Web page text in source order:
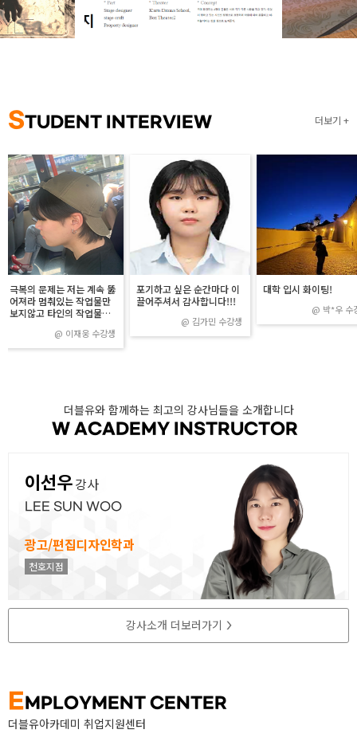
STUDENT INTERVIEW 더보기
포기하고 싶은 순간마다 이
끌어주셔서 감사합니다!!!
@ 김가민수강생
대학 입시 화이팅!
@ 박*우수강생
자격증 취득해서 취업
@ 윤민주
더블유와 함께하는 최고의 강사님들을 소개합니다
W ACADEMY INSTRUCTOR
이선우강사
LEE SUN WOO
광고/편집디자인학과
천호지점
강사소개 더보러가기 >
EMPLOYMENT CENTER
더블유아카데미 취업지원센터